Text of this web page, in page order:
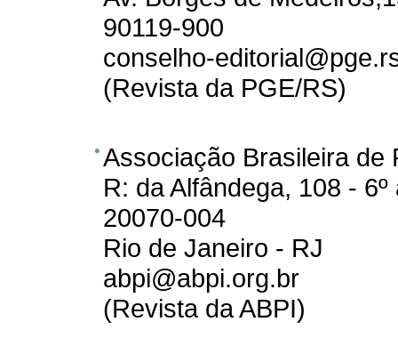
90119-900
conselho-
(Revista da PGE/RS)
Associação Brasileira de
R: da Alfândega, 108 - 6º
20070-004
Rio de Janeiro - RJ
abpi@abpi.org.br
(Revista da ABPI)